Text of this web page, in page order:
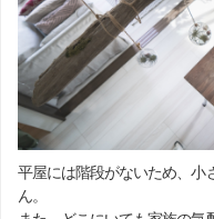
平屋には階段がないため、小
ん。